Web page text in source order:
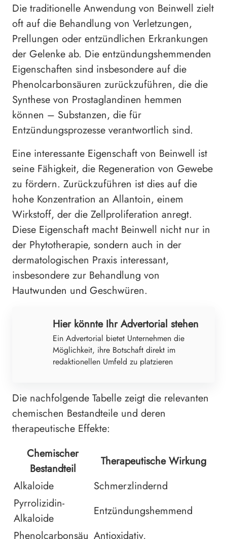
Die traditionelle Anwendung von Beinwell zielt
oft auf die Behandlung von Verletzungen,
Prellungen oder entzündlichen Erkrankungen
der Gelenke ab. Die entzündungshemmenden
Eigenschaften sind insbesondere auf die
Phenolcarbonsäuren zurückzuführen, die die
Synthese von Prostaglandinen hemmen
können – Substanzen, die für
Entzündungsprozesse verantwortlich sind.
Eine interessante Eigenschaft von Beinwell ist
seine Fähigkeit, die Regeneration von Gewebe
zu fördern. Zurückzuführen ist dies auf die
hohe Konzentration an Allantoin, einem
Wirkstoff, der die Zellproliferation anregt.
Diese Eigenschaft macht Beinwell nicht nur in
der Phytotherapie, sondern auch in der
dermatologischen Praxis interessant,
insbesondere zur Behandlung von
Hautwunden und Geschwüren.
Hier könnte Ihr Advertorial stehen
Ein Advertorial bietet Unternehmen die
Möglichkeit, ihre Botschaft direkt im
redaktionellen Umfeld zu platzieren
Die nachfolgende Tabelle zeigt die relevanten
chemischen Bestandteile und deren
therapeutische Effekte:
Chemischer
Bestandteil
Therapeutische Wirkung
Alkaloide
Schmerzlindernd
Pyrrolizidin-
Alkaloide
Entzündungshemmend
Phenolcarbonsäu Antioxidativ,